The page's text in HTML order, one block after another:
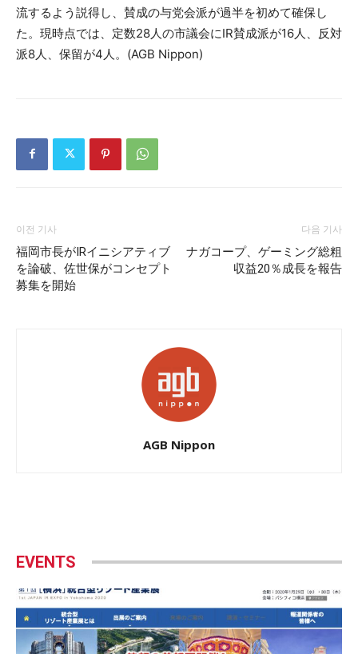
流するよう説得し、賛成の与党会派が過半を初めて確保し
た。現時点では、定数28人の市議会にIR賛成派が16人、反対
派8人、保留が4人。(AGB Nippon)
이전 기사
福岡市長がIRイニシアティブ
を論破、佐世保がコンセプト
募集を開始
다음 기사
ナガコープ、ゲーミング総粗
収益20％成長を報告
AGB Nippon
EVENTS